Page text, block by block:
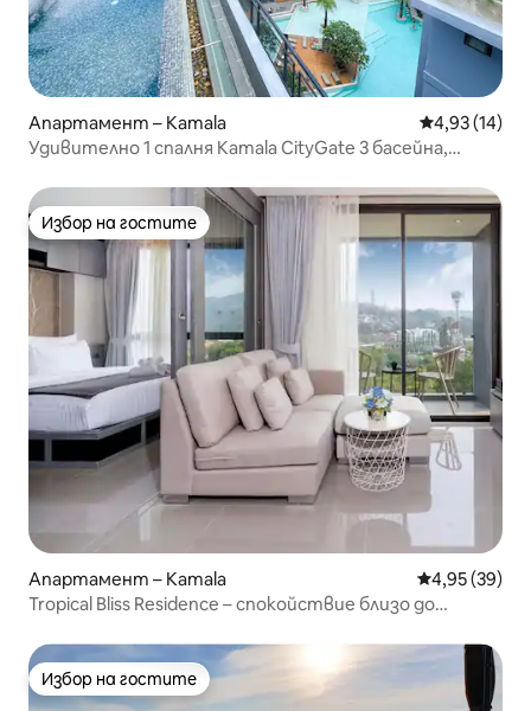
Апартамент – Kamala Средна
4,93 (14)
Удивително 1 спалня Kamala CityGate 3 басейна,
Избор на гостите
Избор на гостите
Апартамент – Kamala Средна
4,95 (39)
Tropical Bliss Residence – спокойствие близо до
Избор на гостите
Избор на гостите